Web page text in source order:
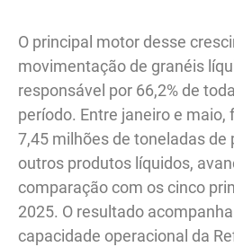
O principal motor desse
movimentação de granéis
responsável por 66,2% de
período. Entre janeiro e
7,45 milhões de toneladas de
outros produtos líquidos,
comparação com os cinco
2025. O resultado
capacidade operacional da